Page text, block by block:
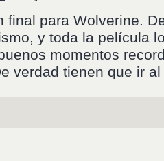
final para Wolverine.
y toda la película
momentos
verdad tienen que ir